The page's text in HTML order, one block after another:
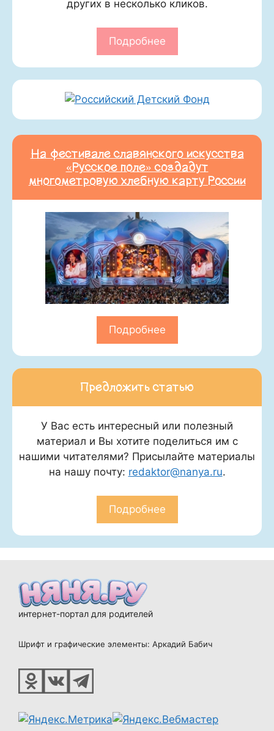
других в несколько кликов.
Подробнее
На фестивале славянского искусства
«Русское поле» создадут
многометровую хлебную карту России
Подробнее
Предложить статью
У Вас есть интересный или полезный
материал и Вы хотите поделиться им с
нашими читателями? Присылайте материалы
на нашу почту: redaktor@nanya.ru.
Подробнее
интернет-портал для родителей
Шрифт и графические элементы: Аркадий Бабич